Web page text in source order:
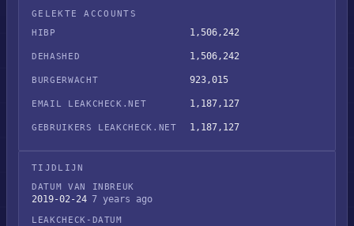
GELEKTE ACCOUNTS
HIBP
1,506,242
DEHASHED 1,506,242
BURGERWACHT 923,015
EMAIL LEAKCHECK.NET 1,187,127
GEBRUIKERS LEAKCHECK.NET 1,187,127
TIJDLIJN
DATUM VAN INBREUK
2019-02-24 7 years ago
LEAKCHECK-DATUM